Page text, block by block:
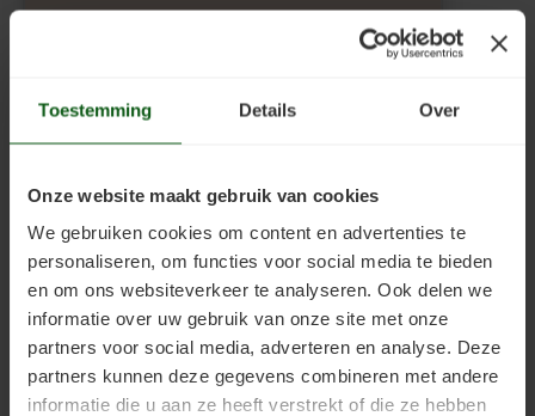
Toestemming Details Over
Onze website maakt gebruik van cookies
We gebruiken cookies om content en advertenties te
personaliseren, om functies voor social media te bieden
en om ons websiteverkeer te analyseren. Ook delen we
informatie over uw gebruik van onze site met onze
partners voor social media, adverteren en analyse. Deze
partners kunnen deze gegevens combineren met andere
informatie die u aan ze heeft verstrekt of die ze hebben